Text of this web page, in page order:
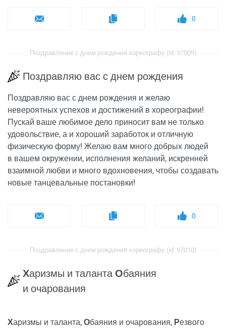
0
Поздравление с днем рождения хореографу (id: 97009)
Поздравляю вас с днем рождения
Поздравляю вас с днем рождения и желаю
невероятных успехов и достижений в хореографии!
Пускай ваше любимое дело приносит вам не только
удовольствие, а и хороший заработок и отличную
физическую форму! Желаю вам много добрых людей
в вашем окружении, исполнения желаний, искренней
взаимной любви и много вдохновения, чтобы создавать
новые танцевальные постановки!
0
Поздравление с днем рождения хореографу (id: 97010)
Харизмы и таланта Обаяния
и очарования
Харизмы и таланта, Обаяния и очарования, Резвого